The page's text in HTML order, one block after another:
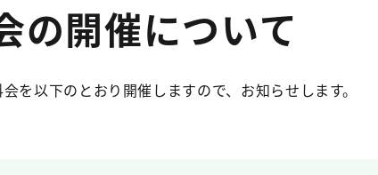
の開催について
を以下のとおり開催しますので、お知らせします。